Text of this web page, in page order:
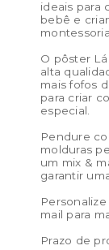
Tamanho M
Tamanho G
preço de
/ preço de
Cor: Fendi,
Peso:
0.1kg
Dimensões
ideais para
bebê e
O pôster
alta
mais fofos
para criar
especial.
Pendure
molduras
um mix &
garantir
mail para
Prazo de